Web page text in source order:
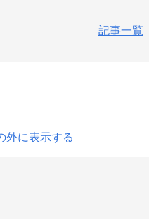
記事一覧
外に表示する